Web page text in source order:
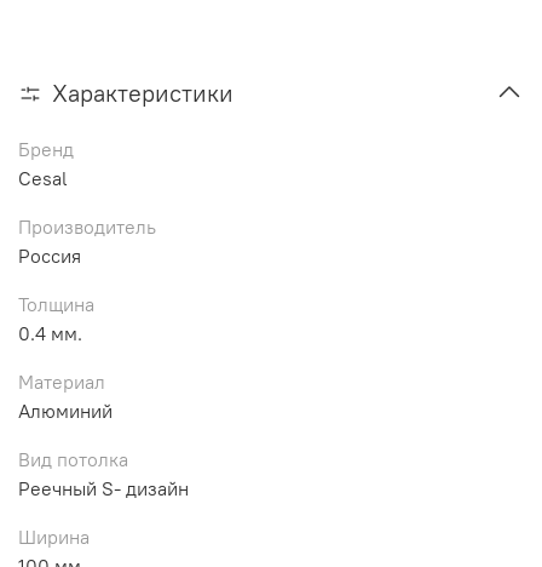
Характеристики
Бренд
Cesal
Производитель
Россия
Толщина
0.4 мм.
Материал
Алюминий
Вид потолка
Реечный S- дизайн
Ширина